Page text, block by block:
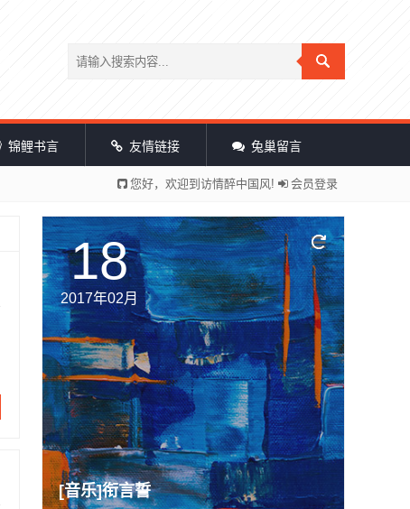
锦鲤书言 友情链接 兔巢留言
您好，欢迎到访情醉中国风! 会员登录
18
2017年02月
[音乐]衔言誓